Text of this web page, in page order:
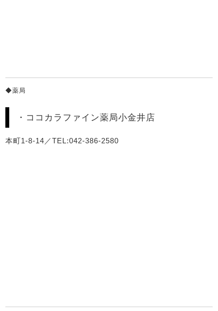
◆薬局
・ココカラファイン薬局小金井店
本町1-8-14／TEL:042-386-2580